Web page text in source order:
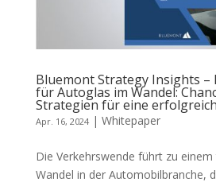
Bluemont Strategy Insights
für Autoglas im Wandel:
Strategien für eine
Apr. 16, 2024| Whitepaper
Die Verkehrswende führt zu
Wandel in der Automobilbranche,